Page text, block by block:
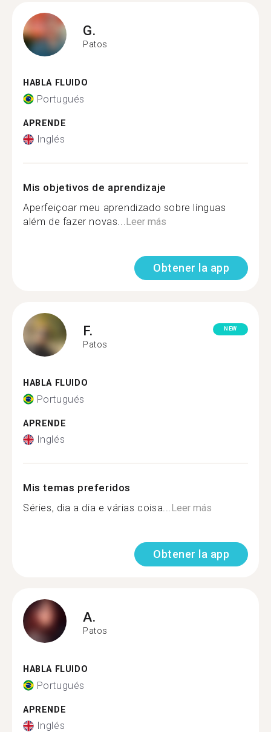
G.
Patos
HABLA FLUIDO
Portugués
APRENDE
Inglés
Mis objetivos de aprendizaje
Aperfeiçoar meu aprendizado sobre línguas
além de fazer novas...Leer más
Obtener la app
F.
Patos
NEW
HABLA FLUIDO
Portugués
APRENDE
Inglés
Mis temas preferidos
Séries, dia a dia e várias coisa...Leer más
Obtener la app
A.
Patos
HABLA FLUIDO
Portugués
APRENDE
Inglés